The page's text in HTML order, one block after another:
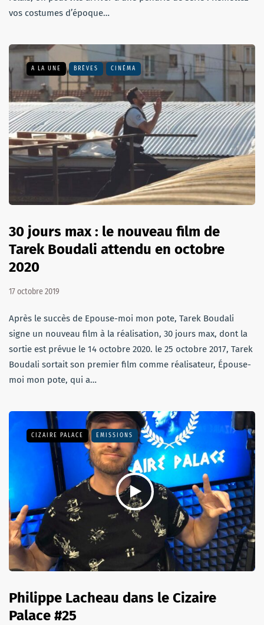
vos costumes d’époque…
A LA UNE BRÈVES CINÉMA
30 jours max : le nouveau film de
Tarek Boudali attendu en octobre
2020
17 octobre 2019
Après le succès de Epouse-moi mon pote, Tarek Boudali
signe un nouveau film à la réalisation, 30 jours max, dont la
sortie est prévue le 14 octobre 2020. le 25 octobre 2017, Tarek
Boudali sortait son premier film comme réalisateur, Épouse-
moi mon pote, qui a…
CIZAIRE PALACE EMISSIONS
Philippe Lacheau dans le Cizaire
Palace #25